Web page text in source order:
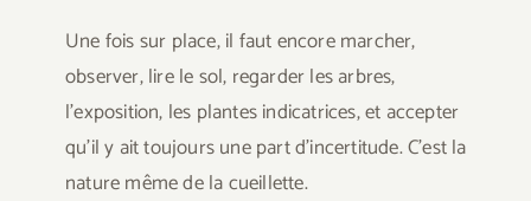
Une fois sur place, il faut encore marcher,
observer, lire le sol, regarder les arbres,
l’exposition, les plantes indicatrices, et accepter
qu’il y ait toujours une part d’incertitude. C’est la
nature même de la cueillette.